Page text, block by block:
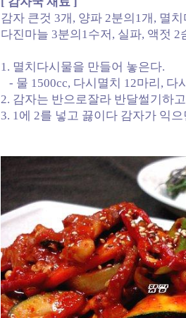
감자 큰것 3개, 양파 2분의1개, 멸
다진마늘 3분의1수저, 실파, 액젓
1. 멸치다시물을 만들어 놓은다.
- 물 1500cc, 다시멸치 12마리, 다
2. 감자는 반으로잘라 반달썰기하
3. 1에 2를 넣고 끓이다 감자가 익